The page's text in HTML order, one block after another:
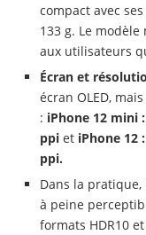
compact avec
133 g. Le
aux utilisateurs
Écran et
écran OLED,
: iPhone 12 mini
ppi et iPhone 12
ppi.
Dans la
à peine
formats HDR10